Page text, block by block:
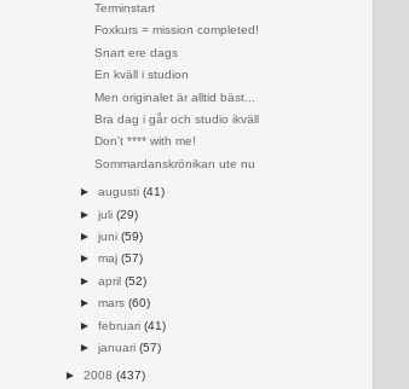
Terminstart
Foxkurs = mission completed!
Snart ere dags
En kväll i studion
Men originalet är alltid bäst...
Bra dag i går och studio ikväll
Don't **** with me!
Sommardanskrönikan ute nu
► augusti (41)
► juli (29)
► juni (59)
► maj (57)
► april (52)
► mars (60)
► februari (41)
► januari (57)
► 2008 (437)